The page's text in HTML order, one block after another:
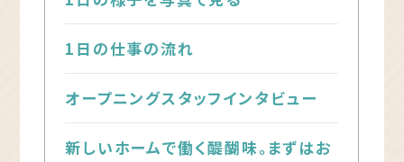
1日の仕事の流れ
オープニングスタッフインタビュー
新しいホームで働く醍醐味。まずはお